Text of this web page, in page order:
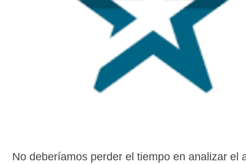
No deberíamos perder el tiempo en analizar